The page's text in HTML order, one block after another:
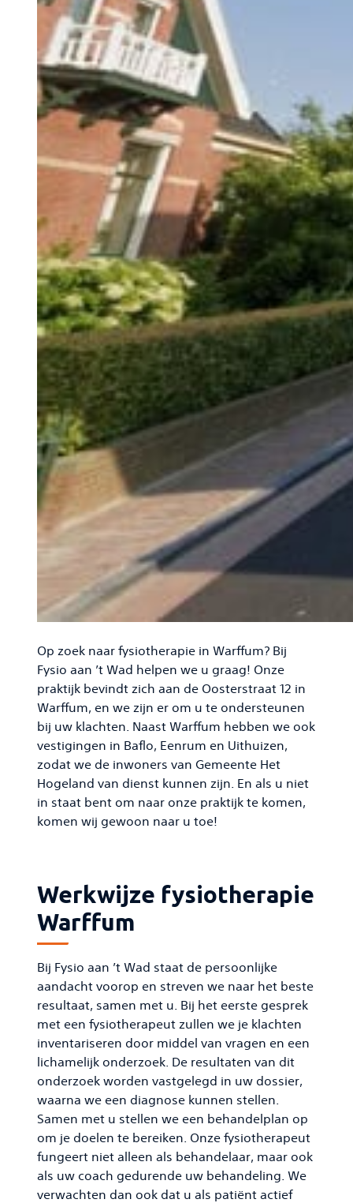
Op zoek naar fysiotherapie in Warffum? Bij
Fysio aan ’t Wad helpen we u graag! Onze
praktijk bevindt zich aan de Oosterstraat 12 in
Warffum, en we zijn er om u te ondersteunen
bij uw klachten. Naast Warffum hebben we ook
vestigingen in Baflo, Eenrum en Uithuizen,
zodat we de inwoners van Gemeente Het
Hogeland van dienst kunnen zijn. En als u niet
in staat bent om naar onze praktijk te komen,
komen wij gewoon naar u toe!
Werkwijze fysiotherapie
Warffum
Bij Fysio aan ’t Wad staat de persoonlijke
aandacht voorop en streven we naar het beste
resultaat, samen met u. Bij het eerste gesprek
met een fysiotherapeut zullen we je klachten
inventariseren door middel van vragen en een
lichamelijk onderzoek. De resultaten van dit
onderzoek worden vastgelegd in uw dossier,
waarna we een diagnose kunnen stellen.
Samen met u stellen we een behandelplan op
om je doelen te bereiken. Onze fysiotherapeut
fungeert niet alleen als behandelaar, maar ook
als uw coach gedurende uw behandeling. We
verwachten dan ook dat u als patiënt actief